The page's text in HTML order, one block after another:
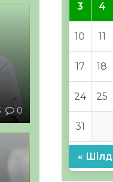
0
3 4
10 11
17 18
24 25
31
«